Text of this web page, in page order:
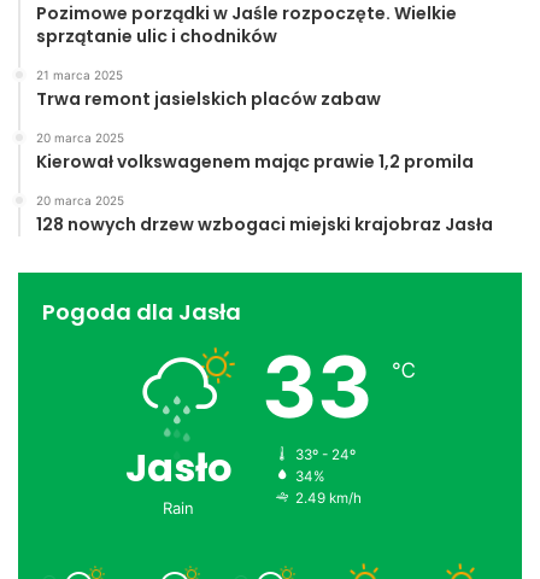
Pozimowe porządki w Jaśle rozpoczęte. Wielkie
sprzątanie ulic i chodników
21 marca 2025
Trwa remont jasielskich placów zabaw
20 marca 2025
Kierował volkswagenem mając prawie 1,2 promila
20 marca 2025
128 nowych drzew wzbogaci miejski krajobraz Jasła
Pogoda dla Jasła
Jasło
Rain
33 ℃
33º - 24º
34%
2.49 km/h